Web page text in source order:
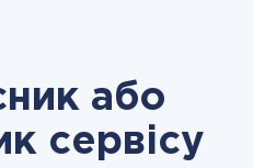
або
сервісу